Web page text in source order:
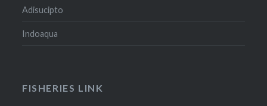
Adisucipto
Indoaqua
FISHERIES LINK